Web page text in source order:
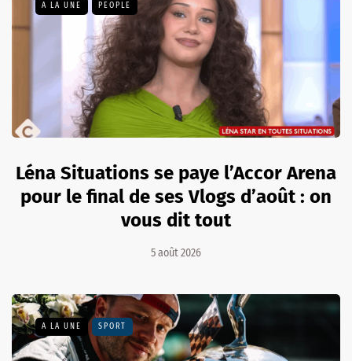
A LA UNE PEOPLE
Léna Situations se paye l’Accor Arena
pour le final de ses Vlogs d’août : on
vous dit tout
5 août 2026
A LA UNE SPORT